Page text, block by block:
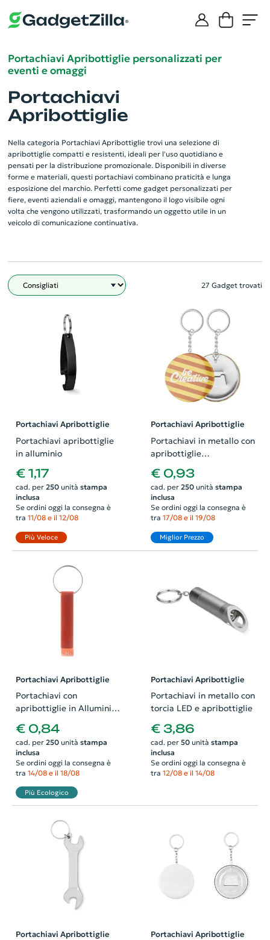
Portachiavi Apribottiglie personalizzati per
eventi e omaggi
Portachiavi
Apribottiglie
Nella categoria Portachiavi Apribottiglie trovi una selezione di
apribottiglie compatti e resistenti, ideali per l'uso quotidiano e
pensati per la distribuzione promozionale. Disponibili in diverse
forme e materiali, questi portachiavi combinano praticità e lunga
esposizione del marchio. Perfetti come gadget personalizzati per
fiere, eventi aziendali e omaggi, mantengono il logo visibile ogni
volta che vengono utilizzati, trasformando un oggetto utile in un
veicolo di comunicazione continuativa.
Filtro 27 Gadget trovati
Portachiavi Apribottiglie
Portachiavi apribottiglie
in alluminio
€ 1,17
cad. per 250unità stampa
inclusa
Se ordini oggi la consegna è
tra 11/08 e il 12/08
Più Veloce
Portachiavi Apribottiglie
Portachiavi in metallo con
apribottiglie
personalizzabile
€ 0,93
cad. per 250unità stampa
inclusa
Se ordini oggi la consegna è
tra 17/08 e il 19/08
Miglior Prezzo
Portachiavi Apribottiglie
Portachiavi con
apribottiglie in Alluminio
€ 0,84
cad. per 250unità stampa
inclusa
Se ordini oggi la consegna è
tra 14/08 e il 18/08
Più Ecologico
Portachiavi Apribottiglie
Portachiavi in metallo con
torcia LED e apribottiglie
€ 3,86
cad. per 50unità stampa
inclusa
Se ordini oggi la consegna è
tra 12/08 e il 14/08
Portachiavi Apribottiglie Portachiavi Apribottiglie